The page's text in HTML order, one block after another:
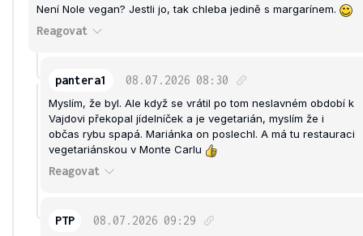
Není Nole vegan? Jestli jo, tak chleba jedině s margarínem.
Reagovat
pantera1 08.07.2026 08:30
Myslím, že byl. Ale když se vrátil po tom neslavném období k
Vajdovi překopal jídelníček a je vegetarián, myslím že i
občas rybu spapá. Mariánka on poslechl. A má tu restauraci
vegetariánskou v Monte Carlu
Reagovat
PTP 08.07.2026 09:29